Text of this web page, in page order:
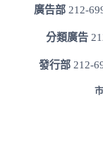
廣告部212-
分類廣告
發⾏部212-